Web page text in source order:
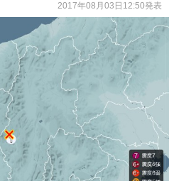
2017年08月03日12:50発表